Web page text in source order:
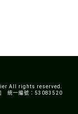
All rights reserved.
統一編號：53083520